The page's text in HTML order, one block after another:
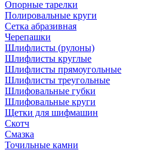
Опорные тарелки
Полировальные круги
Сетка абразивная
Черепашки
Шлифлисты (рулоны)
Шлифлисты круглые
Шлифлисты прямоугольные
Шлифлисты треугольные
Шлифовальные губки
Шлифовальные круги
Щетки для шифмашин
Скотч
Смазка
Точильные камни